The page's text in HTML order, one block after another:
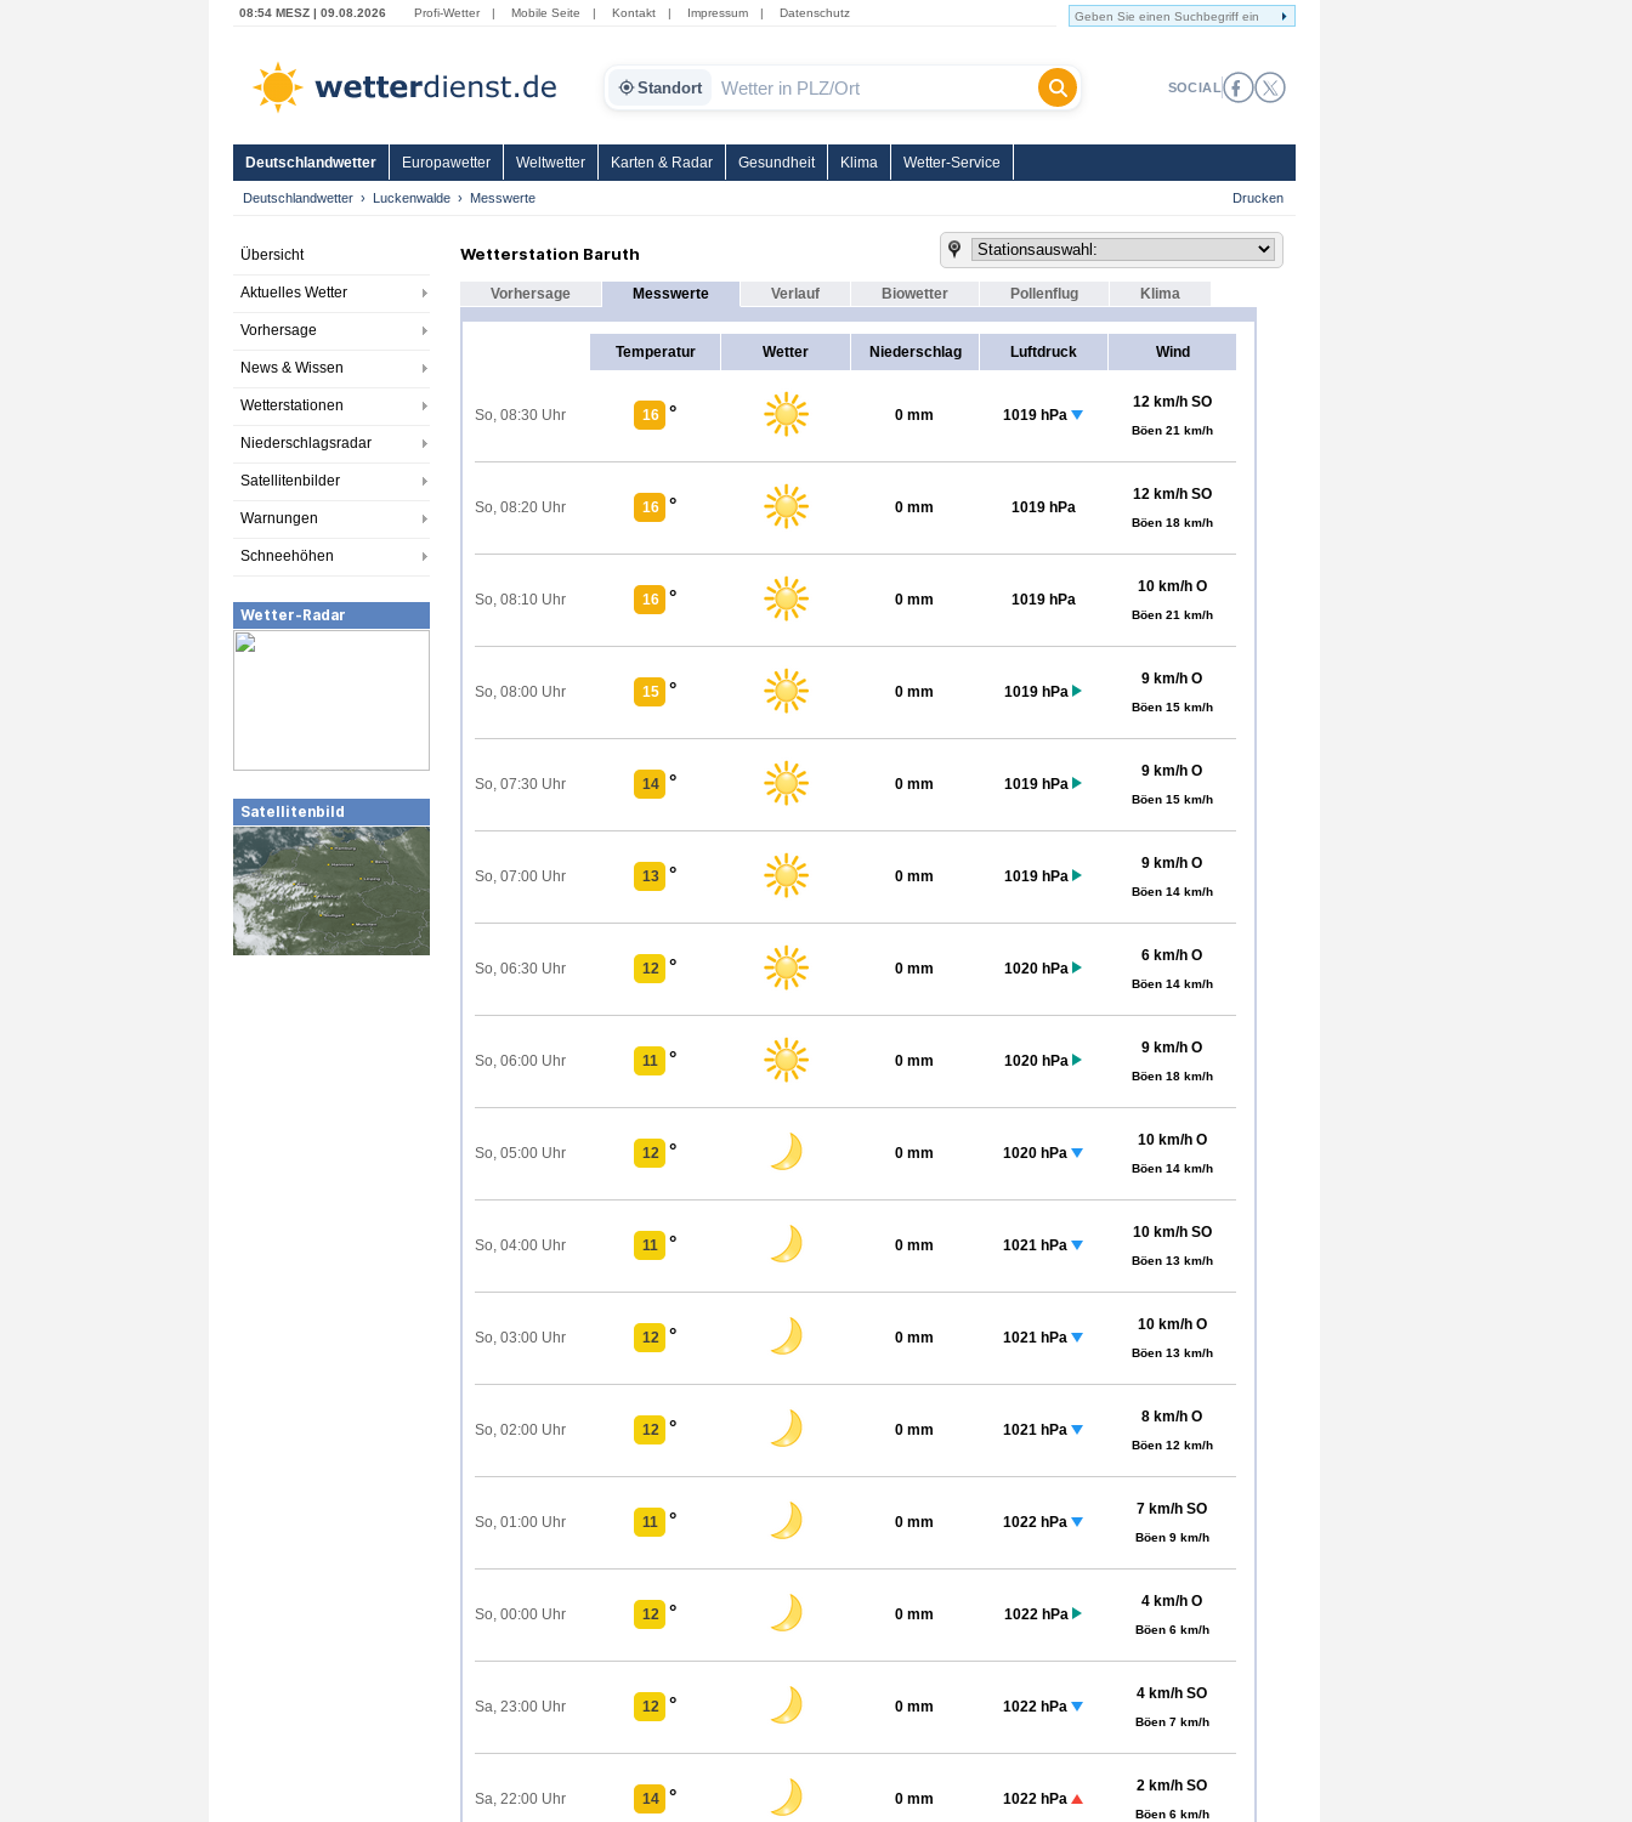
08:54 MESZ | 09.08.2026 Profi-Wetter | Mobile Seite | Kontakt | Impressum | Datenschutz
Standort SOCIAL
Deutschlandwetter Europawetter Weltwetter Karten & Radar Gesundheit Klima Wetter-Service
Deutschlandwetter Luckenwalde Messwerte Drucken
Übersicht
Aktuelles Wetter
Vorhersage
News & Wissen
Wetterstationen
Niederschlagsradar
Satellitenbilder
Warnungen
Schneehöhen
Wetter-Radar
Satellitenbild
Wetterstation Baruth
Vorhersage Messwerte Verlauf Biowetter Pollenflug Klima
Temperatur Wetter Niederschlag Luftdruck Wind
So, 08:30 Uhr 16 ° 0 mm 1019 hPa
12 km/h SO
Böen 21 km/h
So, 08:20 Uhr 16 ° 0 mm 1019 hPa
12 km/h SO
Böen 18 km/h
So, 08:10 Uhr 16 ° 0 mm 1019 hPa
10 km/h O
Böen 21 km/h
So, 08:00 Uhr 15 ° 0 mm 1019 hPa
9 km/h O
Böen 15 km/h
So, 07:30 Uhr 14 ° 0 mm 1019 hPa
9 km/h O
Böen 15 km/h
So, 07:00 Uhr 13 ° 0 mm 1019 hPa
9 km/h O
Böen 14 km/h
So, 06:30 Uhr 12 ° 0 mm 1020 hPa
6 km/h O
Böen 14 km/h
So, 06:00 Uhr 11 ° 0 mm 1020 hPa
9 km/h O
Böen 18 km/h
So, 05:00 Uhr 12 ° 0 mm 1020 hPa
10 km/h O
Böen 14 km/h
So, 04:00 Uhr 11 ° 0 mm 1021 hPa
10 km/h SO
Böen 13 km/h
So, 03:00 Uhr 12 ° 0 mm 1021 hPa
10 km/h O
Böen 13 km/h
So, 02:00 Uhr 12 ° 0 mm 1021 hPa
8 km/h O
Böen 12 km/h
So, 01:00 Uhr 11 ° 0 mm 1022 hPa
7 km/h SO
Böen 9 km/h
So, 00:00 Uhr 12 ° 0 mm 1022 hPa
4 km/h O
Böen 6 km/h
Sa, 23:00 Uhr 12 ° 0 mm 1022 hPa
4 km/h SO
Böen 7 km/h
Sa, 22:00 Uhr 14 ° 0 mm 1022 hPa
2 km/h SO
Böen 6 km/h